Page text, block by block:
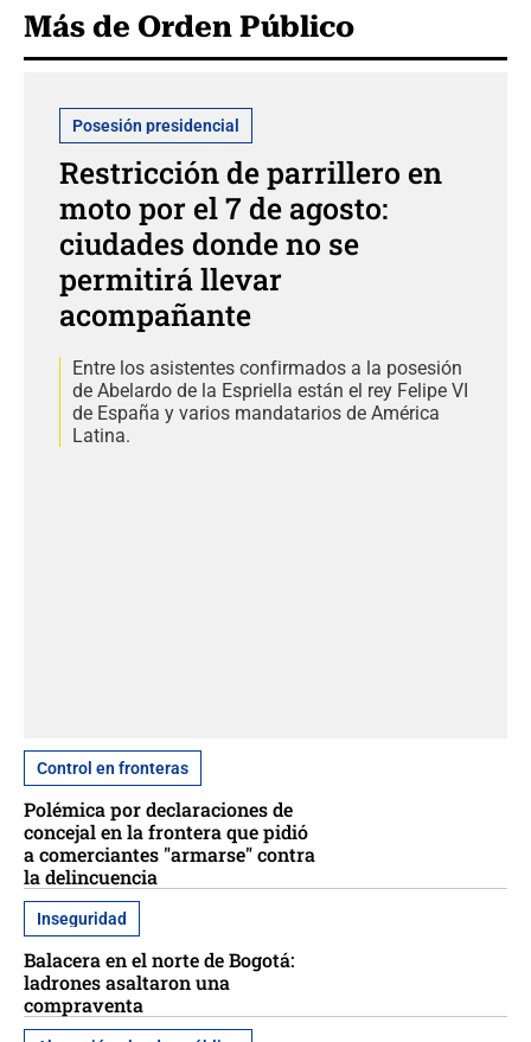
Más de Orden Público
Posesión presidencial
Restricción de parrillero en
moto por el 7 de agosto:
ciudades donde no se
permitirá llevar
acompañante
Entre los asistentes confirmados a la posesión
de Abelardo de la Espriella están el rey Felipe VI
de España y varios mandatarios de América
Latina.
Control en fronteras
Polémica por declaraciones de
concejal en la frontera que pidió
a comerciantes "armarse" contra
la delincuencia
Inseguridad
Balacera en el norte de Bogotá:
ladrones asaltaron una
compraventa